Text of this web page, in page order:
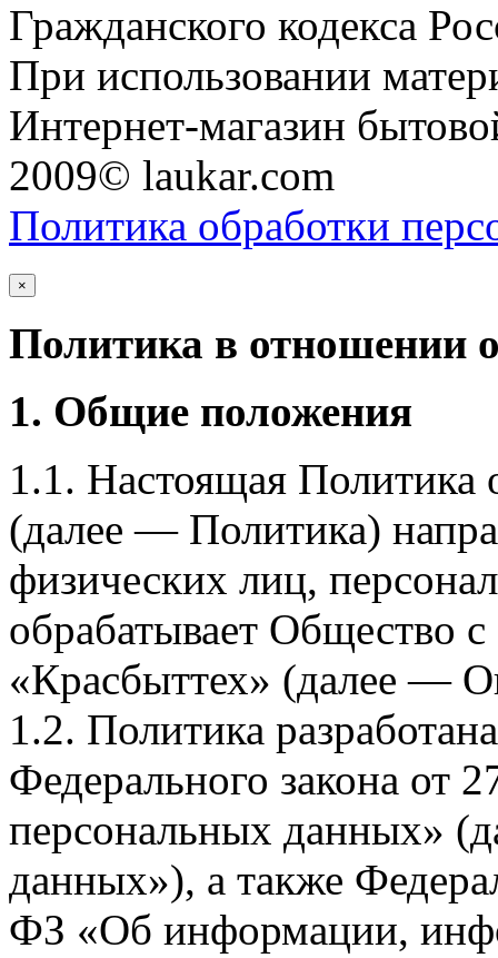
Гражданского кодекса
При использовании
Интернет-магазин
2009© laukar.com
Политика обработки
×
Политика в отношении
1. Общие положения
1.1. Настоящая Политика
(далее — Политика)
физических лиц,
обрабатывает Общество
«Красбыттех» (далее —
1.2. Политика
Федерального закона
персональных данных»
данных»), а также
ФЗ «Об информации,